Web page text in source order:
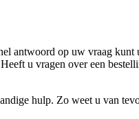
antwoord op uw vraag
Heeft u vragen over een
hulp. Zo weet u van